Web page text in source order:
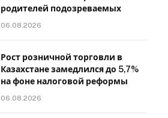
родителей подозреваемых
06.08.2026
Рост розничной торговли в
Казахстане замедлился до 5,7%
на фоне налоговой реформы
06.08.2026